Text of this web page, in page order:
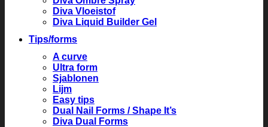
Diva Vloeistof
Diva Liquid Builder Gel
Tips/forms
A curve
Ultra form
Sjablonen
Lijm
Easy tips
Dual Nail Forms / Shape It’s
Diva Dual Forms